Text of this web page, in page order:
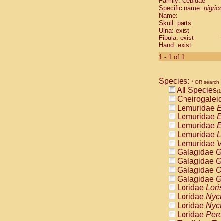
Cebidae
Cebidae
Cebidae
Cebidae
Cebidae
Cebidae
Cebidae
Cebidae
Cebidae
Cebidae
Cebidae
Cebidae
Atelidae
Atelidae
Atelidae
Atelidae
Atelidae
Atelidae
Atelidae
Atelidae
Atelidae
Atelidae
Pitheciidae
Specific name:
Name:
Skull: parts
Ulna: exist
Fibula: exist
Hand: exist
1 - 1 of 1
Species: * OR search
All Species
Lemuridae
Lemuridae
Lemuridae
Lemuridae
Lemuridae
Galagidae
Galagidae
Galagidae
Galagidae
Loridae
Loridae
Loridae
Loridae